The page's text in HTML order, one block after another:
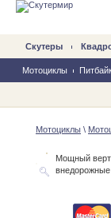
Скутеры
Мотоциклы
Mотоциклы \
Мощный
внедорожные